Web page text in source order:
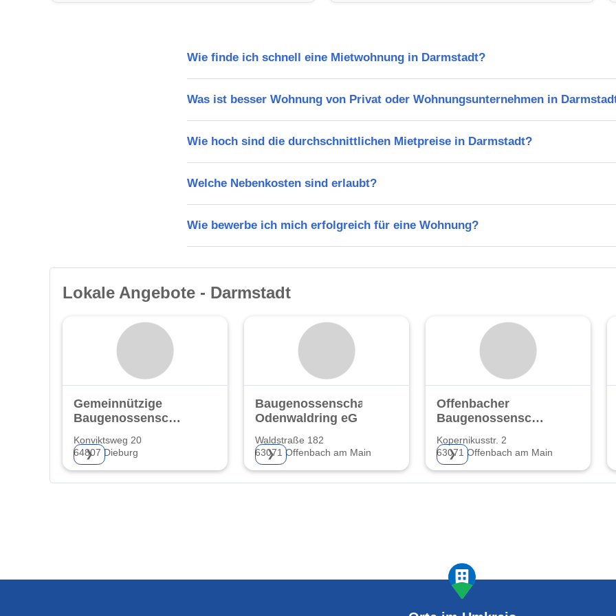
Wie finde ich schnell eine Mietwohnung in Darmstadt?
Was ist besser Wohnung von Privat oder Wohnungsunternehmen in
Wie hoch sind die durchschnittlichen Mietpreise in Darmstadt?
Welche Nebenkosten sind erlaubt?
Wie bewerbe ich mich erfolgreich für eine Wohnung?
Lokale Angebote - Darmstadt
Gemeinnützige
Baugenossenschaft
Konviktsweg 20
64807 Dieburg
❯
Baugenossenschaft
Odenwaldring eG
Waldstraße 182
63071 Offenbach am Main
❯
Offenbacher
Baugenossenschaft
Kopernikusstr. 2
63071 Offenbach am Main
❯